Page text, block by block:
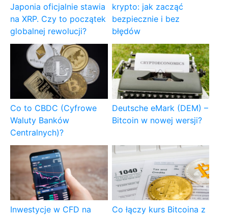
Japonia oficjalnie stawia
na XRP. Czy to początek
globalnej rewolucji?
krypto: jak zacząć
bezpiecznie i bez
błędów
Co to CBDC (Cyfrowe
Waluty Banków
Centralnych)?
Deutsche eMark (DEM) –
Bitcoin w nowej wersji?
Inwestycje w CFD na
Co łączy kurs Bitcoina z